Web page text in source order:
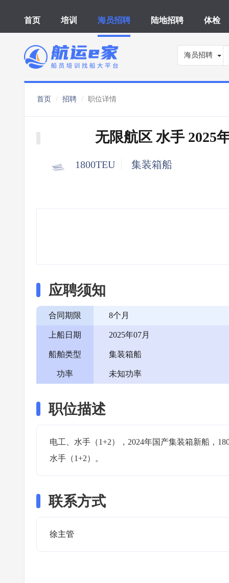
首页 培训 海员招聘 陆地招聘 体检
海员招聘
首页 招聘 职位详情
无限航区 水手 2025
1800TEU 集装箱船
应聘须知
合同期限 8个月
上船日期 2025年07月
船舶类型 集装箱船
功率 未知功率
职位描述
电工、水手（1+2），2024年国产集装箱新船，
水手（1+2）。
联系方式
徐主管